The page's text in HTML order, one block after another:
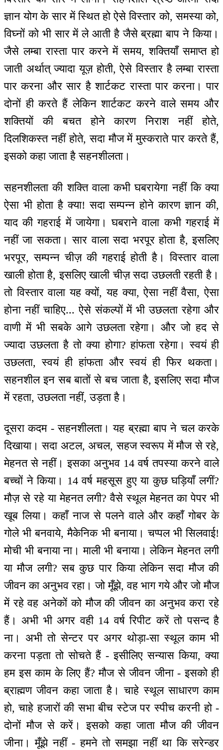
ज्ञान योग के सार में स्थित हो ऐसे विस्तार को, समस्या को,
विघ्नों को भी सार में ले आती है जैसे ब्रह्मा बाप ने किया।
जैसे लम्बा रास्ता पार करने में समय, शक्तियाँ समाप्त हो
जाती अर्थात् ज्यादा यूज़ होती, ऐसे विस्तार है लम्बा रास्ता
पार करना और सार है शार्टकट रास्ता पार करना। पार
दोनों ही करते हैं लेकिन शार्टकट करने वाले समय और
शक्तियों की बचत होने कारण निराश नहीं होते,
दिलशिकस्त नहीं होते, सदा मौज में मुस्कराते पार करते हैं,
इसको कहा जाता है सहनशीलता।
सहनशीलता की शक्ति वाला कभी घबरायेगा नहीं कि क्या
ऐसा भी होता है क्या! सदा सम्पन्न होने कारण ज्ञान की,
याद की गहराई में जायेगा। घबराने वाला कभी गहराई में
नहीं जा सकता। सार वाला सदा भरपूर होता है, इसलिए
भरपूर, सम्पन्न चीज़ की गहराई होती है। विस्तार वाला
खाली होता है, इसलिए खाली चीज़ सदा उछलती रहती है।
तो विस्तार वाला यह क्यों, यह क्या, ऐसा नहीं वैसा, ऐसा
होना नहीं चाहिए... ऐसे संकल्पों में भी उछलता रहेगा और
वाणी में भी सबके आगे उछलता रहेगा। और जो हद से
ज्यादा उछलता है तो क्या होगा? हांफता रहेगा। स्वयं ही
उछलता, स्वयं ही हांफता और स्वयं ही फिर थकता।
सहनशील इन सब बातों से बच जाता है, इसलिए सदा मौज
में रहता, उछलता नहीं, उड़ता है।
दूसरा कदम - सहनशीलता। यह ब्रह्मा बाप ने चल करके
दिखाया। सदा अटल, अचल, सहज स्वरूप में मौज से रहे,
मेहनत से नहीं। इसका अनुभव 14 वर्ष तपस्या करने वाले
बच्चों ने किया। 14 वर्ष महसूस हुए या कुछ घड़ियाँ लगीं?
मौज़ से रहे या मेहनत लगी? वैसे स्थूल मेहनत का पेपर भी
खूब लिया। कहाँ नाज से पलने वाले और कहाँ गोबर के
गोले भी बनवाये, मैकेनिक भी बनाया। चप्पल भी सिलवाई!
मोची भी बनाया ना। माली भी बनाया। लेकिन मेहनत लगी
या मौज लगी? सब कुछ पार किया लेकिन सदा मौज की
जीवन का अनुभव रहा। जो मूँझे, वह भाग गये और जो मौज
में रहे वह अनेकों को मौज की जीवन का अनुभव करा रहे
हैं। अभी भी अगर वही 14 वर्ष रिपीट करें तो पसन्द है
ना। अभी तो सेन्टर पर अगर थोड़ा-सा स्थूल काम भी
करना पड़ता तो सोचते हैं - इसीलिए सन्यास किया, क्या
हम इस काम के लिए हैं? मौज से जीवन जीना - इसको ही
ब्राह्मण जीवन कहा जाता है। चाहे स्थूल साधारण काम
हो, चाहे हजारों की सभा बीच स्टेज पर स्पीच करनी हो -
दोनों मौज से करें। इसको कहा जाता मौज की जीवन
जीना। मूँझे नहीं - हमने तो समझा नहीं था कि सरेन्डर